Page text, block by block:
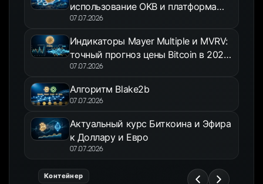
использование OKB и платформа
OKX Jumpstart в 2026 году
07.07.2026
Индикаторы Mayer Multiple и MVRV:
точный прогноз цены Bitcoin в 2026
году
07.07.2026
Алгоритм Blake2b
07.07.2026
Актуальный курс Биткоина и Эфира
к Доллару и Евро
07.07.2026
Контейнер